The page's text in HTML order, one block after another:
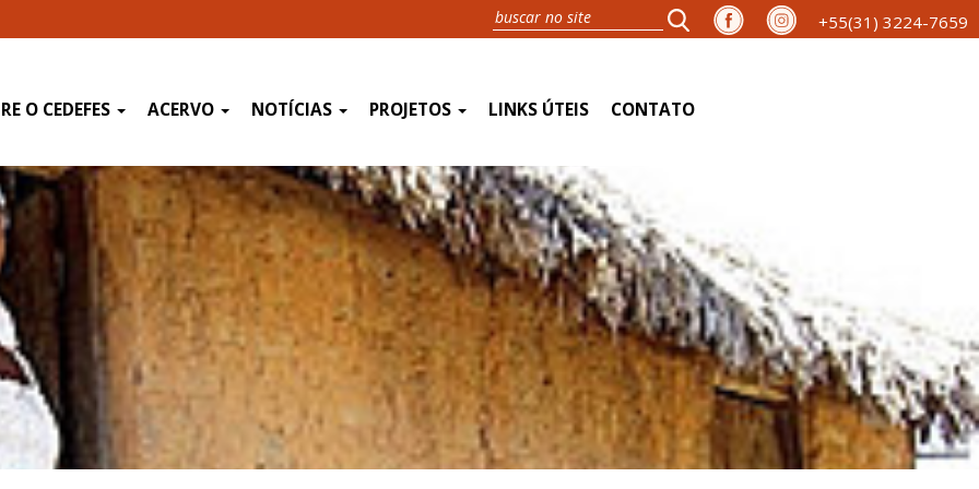
+55(31) 3224-7659
O CEDEFES ACERVO NOTÍCIAS PROJETOS LINKS ÚTEIS CONTATO